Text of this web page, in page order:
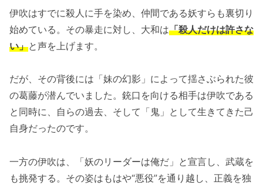
伊吹はすでに殺人に手を染め、仲間である妖すらも裏切り
始めている。その暴走に対し、大和は「殺人だけは許さな
い」と声を上げます。
だが、その背後には「妹の幻影」によって揺さぶられた彼
の葛藤が潜んでいました。銃口を向ける相手は伊吹である
と同時に、自らの過去、そして「鬼」として生きてきた己
自身だったのです。
一方の伊吹は、「妖のリーダーは俺だ」と宣言し、武蔵を
も挑発する。その姿はもはや“悪役”を通り越し、正義を独